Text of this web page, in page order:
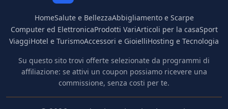
HomeSalute e BellezzaAbbigliamento e Scarpe
Computer ed ElettronicaProdotti VariArticoli per la casaSport
ViaggiHotel e TurismoAccessori e GioielliHosting e Tecnologia
Su questo sito trovi offerte selezionate da programmi di
affiliazione: se attivi un coupon possiamo ricevere una
commissione, senza costi per te.